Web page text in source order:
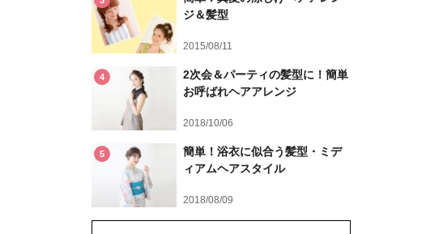
ジ＆髪型
2015/08/11
4
2次会＆パーティの髪型に！簡単
お呼ばれヘアアレンジ
2018/10/06
5
簡単！浴衣に似合う髪型・ミデ
ィアムヘアスタイル
2018/08/09